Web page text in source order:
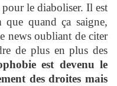
pour le diaboliser. Il est
quand ça saigne,
news oubliant de citer
de plus en plus des
est devenu le
des droites mais